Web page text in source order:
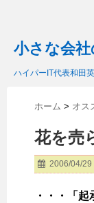
小さな会
ハイパーIT代表和田
ホーム > オス
花を売
2006/04/29
・・・「